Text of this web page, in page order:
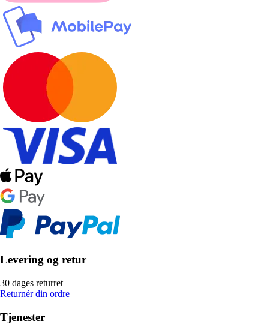
Levering og retur
30 dages returret
Returnér din ordre
Tjenester